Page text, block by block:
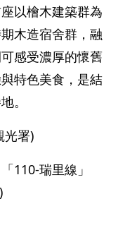
以檜木建築群為
木造宿舍群，融
感受濃厚的懷舊
特色美食，是結
。
光署)
110-瑞里線」